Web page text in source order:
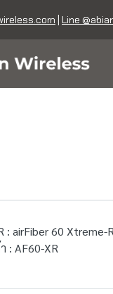
Line
: airFiber 60 Xtreme-
: AF60-XR